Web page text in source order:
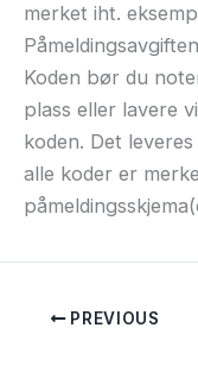
merket iht.
Koden bør du
plass eller lavere
koden. Det
alle koder er
PREVIOUS